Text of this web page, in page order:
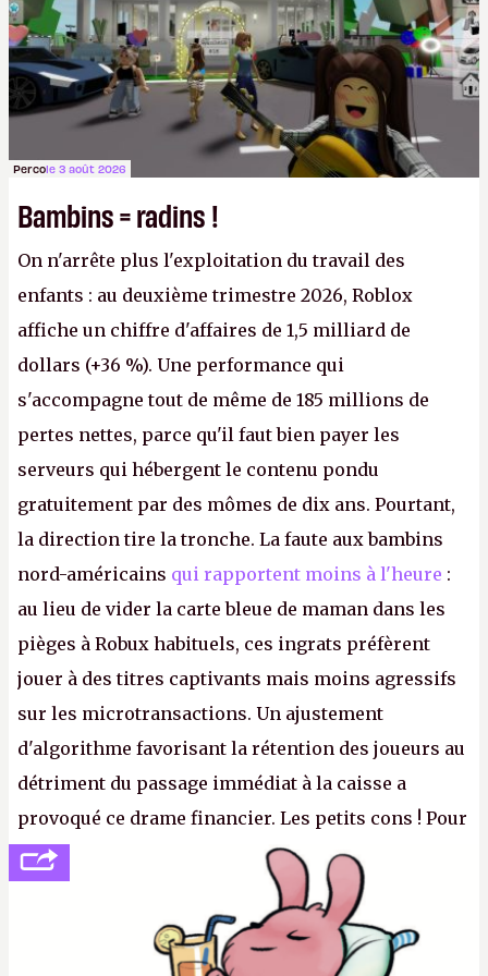
Percole 3 août 2026
Bambins = radins !
On n'arrête plus l'exploitation du travail des
enfants : au deuxième trimestre 2026, Roblox
affiche un chiffre d'affaires de 1,5 milliard de
dollars (+36 %). Une performance qui
s'accompagne tout de même de 185 millions de
pertes nettes, parce qu'il faut bien payer les
serveurs qui hébergent le contenu pondu
gratuitement par des mômes de dix ans. Pourtant,
la direction tire la tronche. La faute aux bambins
nord-américains qui rapportent moins à l'heure :
au lieu de vider la carte bleue de maman dans les
pièges à Robux habituels, ces ingrats préfèrent
jouer à des titres captivants mais moins agressifs
sur les microtransactions. Un ajustement
d'algorithme favorisant la rétention des joueurs au
détriment du passage immédiat à la caisse a
provoqué ce drame financier. Les petits cons ! Pour
se consoler, le PDG David Baszucki peut compter
sur le déblocage du jeu en Russie et l'explosion des
joueurs majeurs (+32 %). L'avenir appartient donc
aux adultes, qui ne sont jamais que des enfants